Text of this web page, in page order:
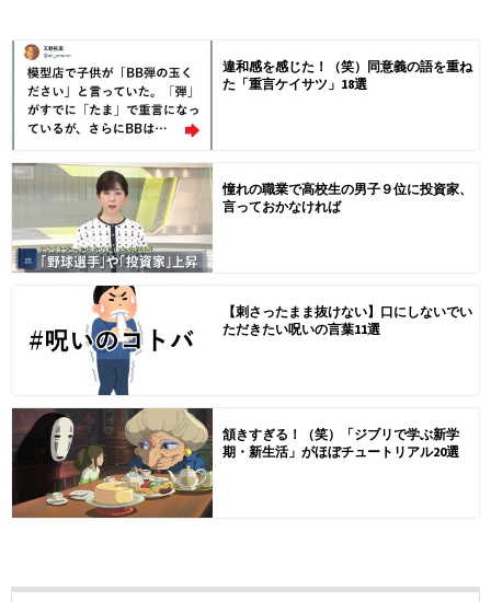
違和感を感じた！（笑）同意義の語を重ね
た「重言ケイサツ」18選
憧れの職業で高校生の男子９位に投資家、
言っておかなければ
【刺さったまま抜けない】口にしないでい
ただきたい呪いの言葉11選
頷きすぎる！（笑）「ジブリで学ぶ新学
期・新生活」がほぼチュートリアル20選